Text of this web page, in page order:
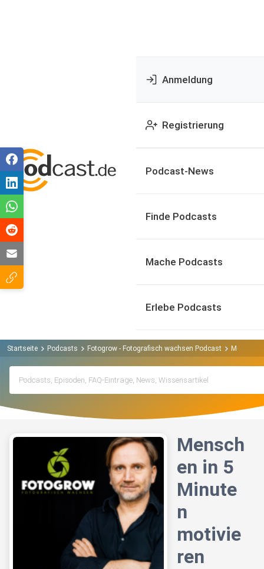
Anmeldung
Registrierung
Podcast-News
Finde Podcasts
Mache Podcasts
Erlebe Podcasts
Startseite Podcasts Fotogrow - Fotografisch wachsen Podcast
Mensch
en in 5
Minute
n
motivie
ren